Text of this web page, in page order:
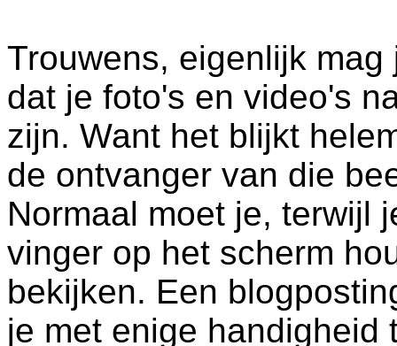
Trouwens, eigenlijk
dat je foto's en video's
zijn. Want het blijkt
de ontvanger van die
Normaal moet je, terwijl
vinger op het scherm
bekijken. Een
je met enige handigheid